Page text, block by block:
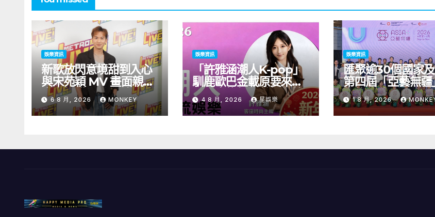
娛樂資訊
新歌放閃意境甜到入心
與宋苑穎 MV 畫面親暱
太太呷醋 周吉佩廣州一
日三場熱血 Busking
6 8 月, 2026 MONKEY
娛樂資訊
「許雅涵潮人K-pop」
馴鹿歐巴金載原要來台
北！青龍新人首場海外
見面會8/9開搶
4 8 月, 2026 星娛樂
娛樂資訊
匯聚逾30個國家
第四屆「亞藝無疆
術節將於9至11月
開幕節目《三角演
音樂會演出陣容包
1 8 月, 2026